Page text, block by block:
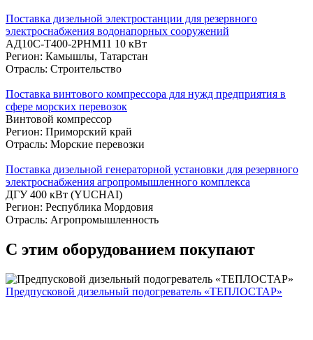
Поставка дизельной электростанции для резервного
электроснабжения водонапорных сооружений
АД10С-Т400-2РНМ11 10 кВт
Регион: Камышлы, Татарстан
Отрасль: Строительство
Поставка винтового компрессора для нужд предприятия в
сфере морских перевозок
Винтовой компрессор
Регион: Приморский край
Отрасль: Морские перевозки
Поставка дизельной генераторной установки для резервного
электроснабжения агропромышленного комплекса
ДГУ 400 кВт (YUCHAI)
Регион: Республика Мордовия
Отрасль: Агропромышленность
С этим оборудованием покупают
Предпусковой дизельный подогреватель «ТЕПЛОСТАР»